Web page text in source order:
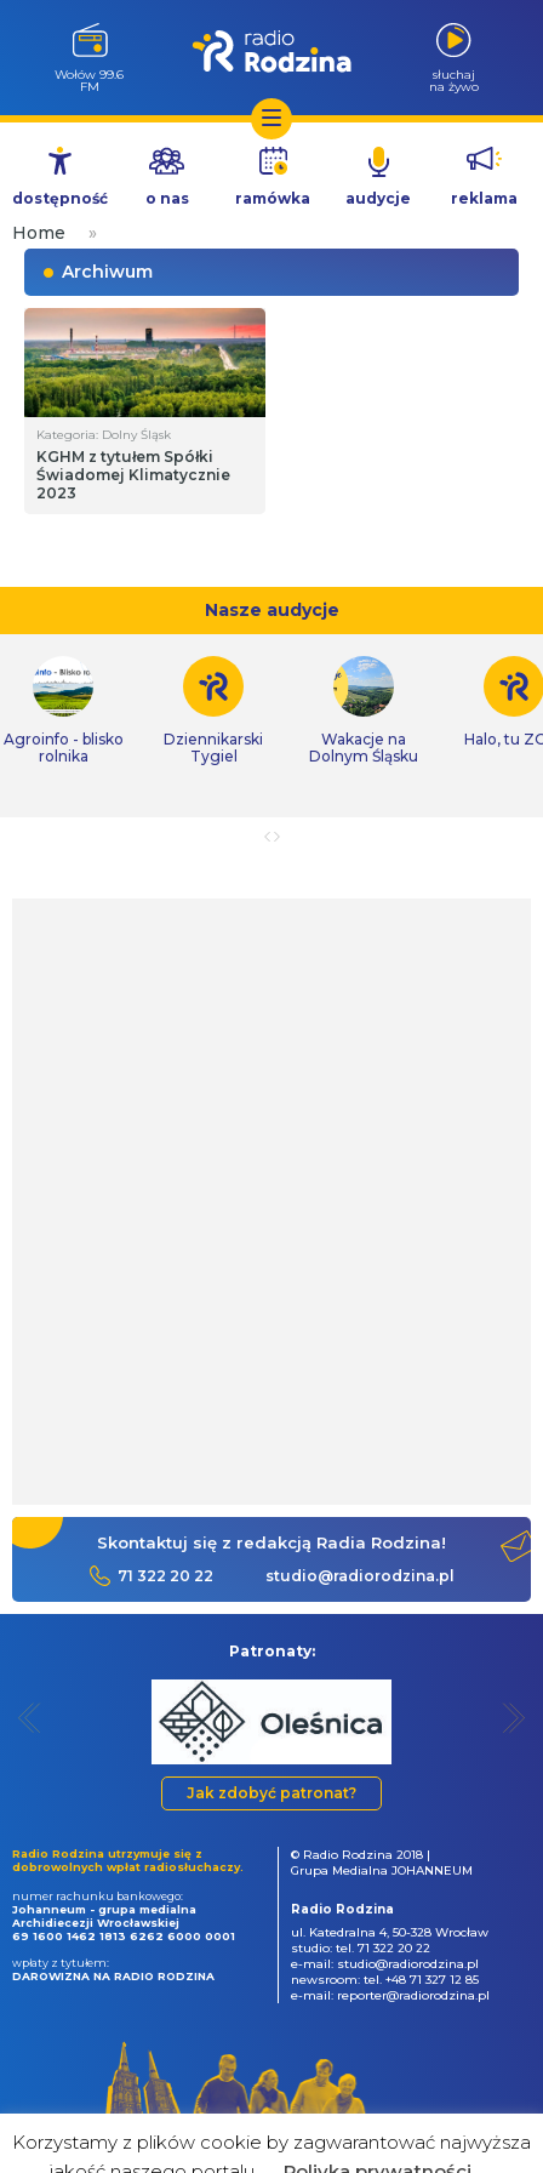
Przejdź
treści
Wołów 99.6
FM
słuchaj
na żywo
dostępność o nas ramówka audycje reklama
Home
»
Archiwum
Kategoria: Dolny Śląsk
KGHM z tytułem Spółki
Świadomej Klimatycznie
2023
Nasze audycje
Agroinfo - blisko
rolnika
Dziennikarski
Tygiel
Wakacje na
Dolnym Śląsku
Halo, tu
Skontaktuj się z redakcją Radia Rodzina!
71 322 20 22 studio@radiorodzina.pl
Patronaty:
Jak zdobyć patronat?
Radio Rodzina utrzymuje się z
dobrowolnych wpłat radiosłuchaczy.
numer rachunku bankowego:
Johanneum - grupa medialna
Archidiecezji Wrocławskiej
69 1600 1462 1813 6262 6000 0001
wpłaty z tytułem:
DAROWIZNA NA RADIO RODZINA
© Radio Rodzina 2018 |
Grupa Medialna JOHANNEUM
Radio Rodzina
ul. Katedralna 4, 50-328 Wrocław
studio: tel. 71 322 20 22
e-mail: studio@radiorodzina.pl
newsroom: tel. +48 71 327 12 85
e-mail: reporter@radiorodzina.pl
Korzystamy z plików cookie by zagwarantować najwyższa